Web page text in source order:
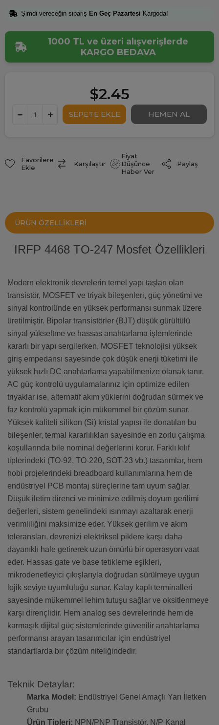
Şimdi vereceğin sipariş En Geç Pazartesi Kargoda!
1000 TL ve üzeri alışverişlerde
KARGO BEDAVA
$2.45
Favorilere
Ekle
Karşılaştır
Fiyat
Düşünce
Haber Ver
Paylaş
ÜRÜN ÖZELLIKLERI
IRFP 4468 TO-247 Mosfet Özellikleri
Modern elektronik devrelerin temel yapı taşları olan
transistör, MOSFET ve triyak bileşenleri, güç yönetimi ve
sinyal kontrolünde en yüksek performansı sunmak üzere
üretilmiştir. Bipolar transistörler (BJT) düşük gürültülü
sinyal yükseltme ve hassas anahtarlama işlemlerinde
kararlı bir yapı sergilerken, MOSFET teknolojisi yüksek
giriş empedansı sayesinde çok düşük enerji tüketimi ile
yüksek hızlı DC anahtarlama yapabilmenize olanak tanır.
AC güç kontrolü uygulamalarınız için optimize edilen
triyaklar ise, alternatif akım yüklerini doğrudan sürmek ve
faz kontrolü yapmak için mükemmel bir çözüm sunar.
Yüksek kaliteli silikon (Si) kristal yapısı ile donatılan bu
bileşenler, termal kararlılıkları sayesinde en zorlu çalışma
koşullarında bile nominal değerlerini korur. Farklı kılıf
tiplerindeki (TO-92, TO-220, SOT-23 vb.) tasarımlar, hem
hobi projelerindeki breadboard kullanımlarına hem de
endüstriyel PCB montaj süreçlerine tam uyum sağlar.
Düşük iletim direnci ve minimize edilmiş doyum gerilimi
değerleri, sistem genelindeki ısınmayı azaltarak enerji
verimliliğini maksimize eder. Yüksek gerilim ve akım
toleransları, devrenizi elektriksel piklere karşı daha
dayanıklı hale getirerek uzun ömürlü bir operasyon vaat
eder. Hassas gate ve base tetikleme eşikleri,
mikrodenetleyici çıkışlarıyla doğrudan sürülmeye uygun
lojik seviye uyumluluğu sunar. Kalay kaplı terminalleri
sayesinde mükemmel lehim tutuşu sağlar ve oksitlenmeye
karşı dirençlidir. Hem analog ses devrelerinde hem de
karmaşık dijital güç sistemlerinde güvenilir anahtarlama
performansı arayan tasarımcılar için endüstriyel
standartlarda bir çözüm niteliğindedir.
Teknik Detaylar:
Marka Model: Endüstriyel Genel Amaçlı Yarı İletken
Grubu
Ürün Tipleri: NPN/PNP Transistör, N/P Kanal